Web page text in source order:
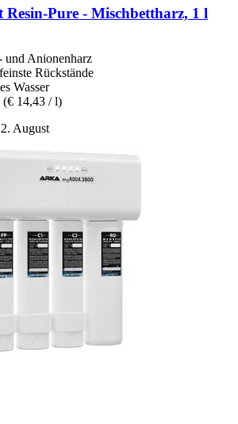
Resin-​Pure -​ Mischbettharz, 1 l
und Anionenharz
Rückstände
Wasser
(€ 14,43 / l)
August